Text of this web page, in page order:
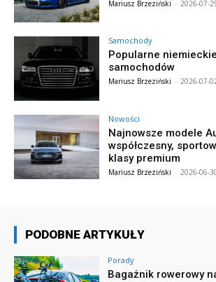
Mariusz Brzeziński - 2026-07-
Samochody
Popularne
samochodów
Mariusz Brzeziński - 2026-07-
Nowości
Najnowsze modele
współczesny,
klasy premium
Mariusz Brzeziński - 2026-06-
PODOBNE ARTYKUŁY
Porady
Bagażnik rowerowy